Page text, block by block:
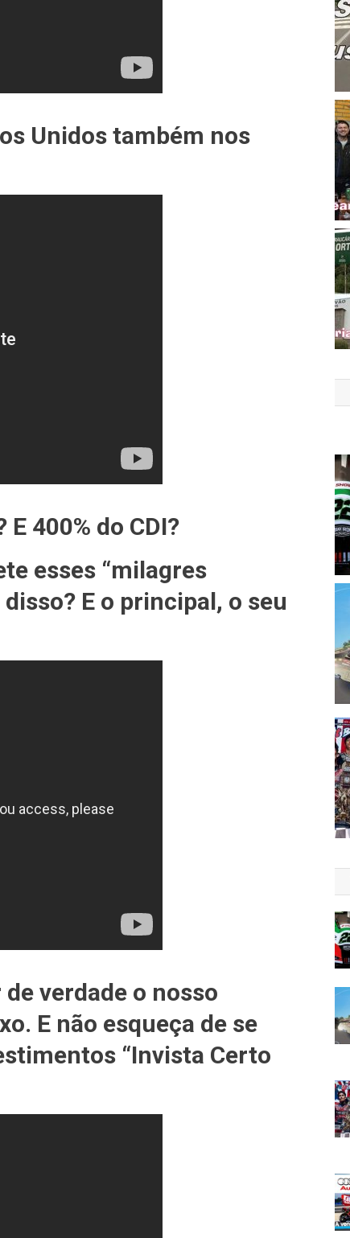
Unidos também nos
E 400% do CDI?
esses “milagres
E o principal, o seu
verdade o nosso
E não esqueça de se
“Invista Certo